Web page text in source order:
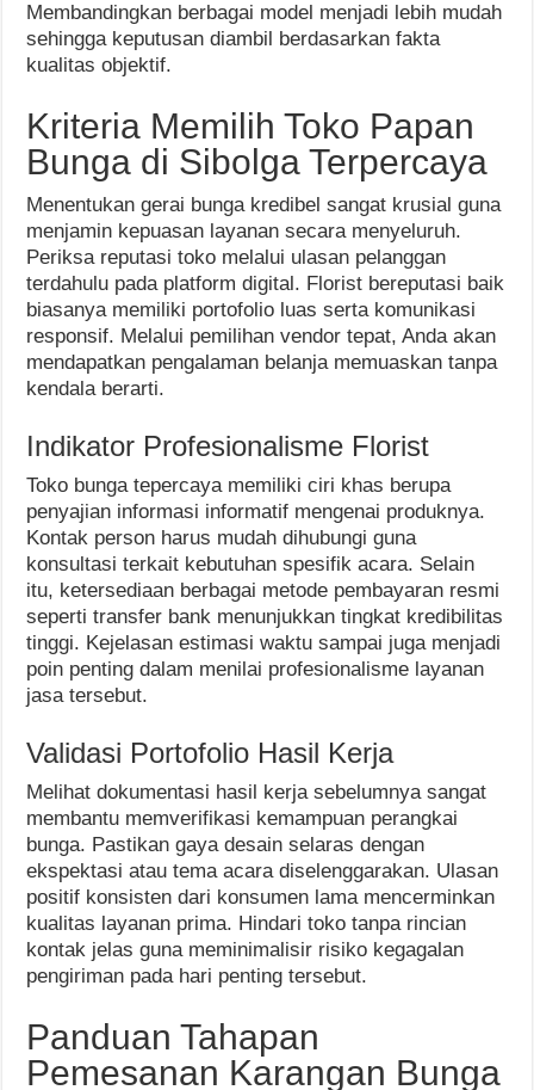
Membandingkan berbagai model menjadi lebih mudah
sehingga keputusan diambil berdasarkan fakta
kualitas objektif.
Kriteria Memilih Toko Papan
Bunga di Sibolga Terpercaya
Menentukan gerai bunga kredibel sangat krusial guna
menjamin kepuasan layanan secara menyeluruh.
Periksa reputasi toko melalui ulasan pelanggan
terdahulu pada platform digital. Florist bereputasi baik
biasanya memiliki portofolio luas serta komunikasi
responsif. Melalui pemilihan vendor tepat, Anda akan
mendapatkan pengalaman belanja memuaskan tanpa
kendala berarti.
Indikator Profesionalisme Florist
Toko bunga tepercaya memiliki ciri khas berupa
penyajian informasi informatif mengenai produknya.
Kontak person harus mudah dihubungi guna
konsultasi terkait kebutuhan spesifik acara. Selain
itu, ketersediaan berbagai metode pembayaran resmi
seperti transfer bank menunjukkan tingkat kredibilitas
tinggi. Kejelasan estimasi waktu sampai juga menjadi
poin penting dalam menilai profesionalisme layanan
jasa tersebut.
Validasi Portofolio Hasil Kerja
Melihat dokumentasi hasil kerja sebelumnya sangat
membantu memverifikasi kemampuan perangkai
bunga. Pastikan gaya desain selaras dengan
ekspektasi atau tema acara diselenggarakan. Ulasan
positif konsisten dari konsumen lama mencerminkan
kualitas layanan prima. Hindari toko tanpa rincian
kontak jelas guna meminimalisir risiko kegagalan
pengiriman pada hari penting tersebut.
Panduan Tahapan
Pemesanan Karangan Bunga